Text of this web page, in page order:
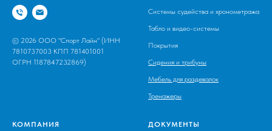
© 2026 ООО "Спорт Лайн" (ИНН
7810737003 КПП 781401001
ОГРН 1187847232869)
Системы судейства и хронометража
Табло и видео-системы
Покрытия
Сидения и трибуны
Мебель для раздевалок
Тренажеры
КОМПАНИЯ ДОКУМЕНТЫ